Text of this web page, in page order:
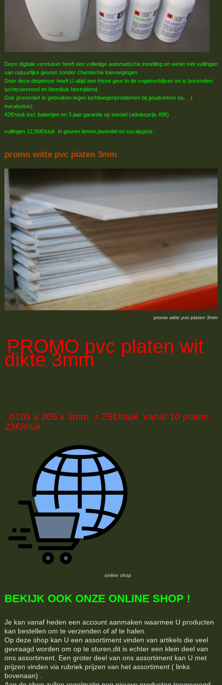
Deze digitale verstuiver heeft een volledige automatische instelling en werkt met vullingen
van natuurlijke geuren zonder chemische toevoegingen.
Door deze dispenser heeft U altijd een frisse geur in de vogelverblijven en is bovendien
luchtzuiverend en bloedluis bestrijdend.
Ook preventief te gebruiken tegen luchtwegenproblemen bij goudvinken ea.. (
eucalyptus)
42€/stuk incl. batterijen en 3 jaar garantie op toestel (adviesprijs 49€)
vullingen 12,95€/stuk in geuren lemon,lavendel en eucalyptus.
promo witte pvc platen 3mm
promo witte pvc platen 3mm
PROMO pvc platen wit
dikte 3mm
b101 x 205 x 3mm = 25€/stuk vanaf 10 platen
23€/stuk
online shop
BEKIJK OOK ONZE ONLINE SHOP !
Je kan vanaf heden een account aanmaken waarmee U producten
kan bestellen om te verzenden of af te halen.
Op deze shop kan U een assortiment vinden van artikels die veel
gevraagd worden om op te sturen,dit is echter een klein deel van
ons assortiment. Een groter deel van ons assortiment kan U met
prijzen vinden via rubriek prijzen van het assortiment ( links
bovenaan) .